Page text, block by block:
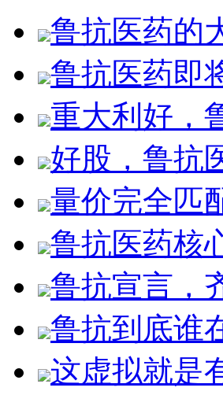
鲁抗医药的
鲁抗医药即
重大利好，
好股，鲁抗
量价完全匹
鲁抗医药核
鲁抗宣言，
鲁抗到底谁
这虚拟就是